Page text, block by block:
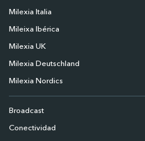
Milexia Italia
Mileixa Ibérica
Milexia UK
Milexia Deutschland
Milexia Nordics
Broadcast
Conectividad